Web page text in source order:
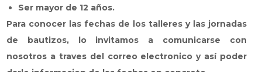
Ser mayor de 12 años.
Para conocer las fechas de los talleres y las jornadas
de bautizos, lo invitamos a comunicarse con
nosotros a traves del correo electronico y así poder